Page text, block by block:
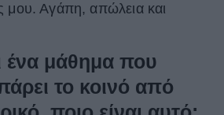
μου. Αγάπη, απώλεια και
ένα μάθημα που
το κοινό από